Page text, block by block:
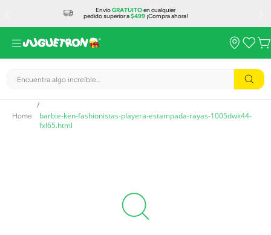
EnvíoGRATUITOen cualquier
pedido superior a$499¡Compra ahora!
Encuentra algo increíble...
barbie-ken-fashionistas-playera-estampada-rayas-1005dwk44-
fxl65.html